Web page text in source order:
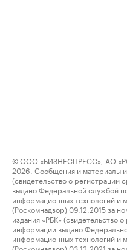
© ООО «БИЗНЕСПРЕСС», АО
2026. Сообщения и материалы
(свидетельство о регистрации
выдано Федеральной службой
информационных технологий и
(Роскомнадзор) 09.12.2015 за
издания «РБК» (свидетельство
информации выдано
информационных технологий и